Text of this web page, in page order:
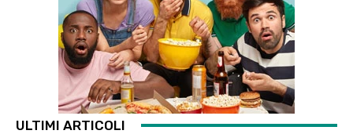
ULTIMI ARTICOLI